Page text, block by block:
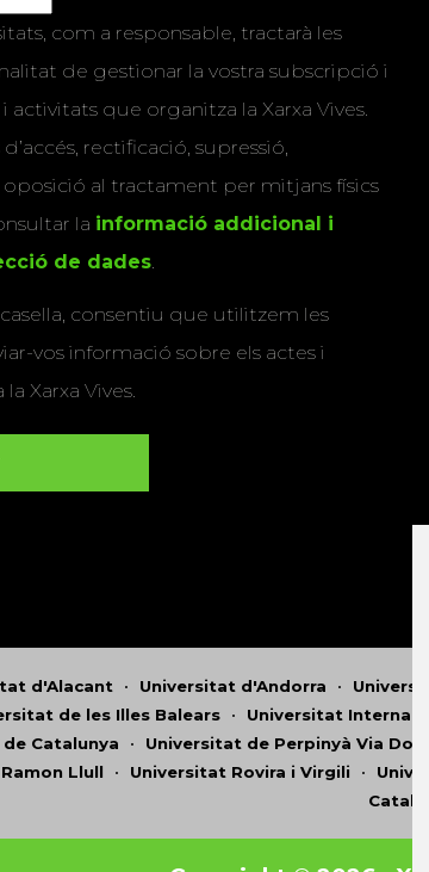
com a responsable, tractarà les
de gestionar la vostra subscripció i
activitats que organitza la Xarxa Vives.
rectificació, supressió,
al tractament per mitjans físics
la informació addicional i
de dades.
consentiu que utilitzem les
vos informació sobre els actes i
Xarxa Vives.
d'Alacant • Universitat d'Andorra •
de les Illes Balears • Universitat
Catalunya • Universitat de Perpinyà Via
Llull • Universitat Rovira i Virgili •